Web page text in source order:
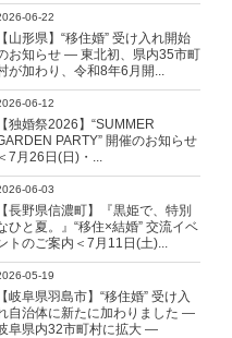
06-22
【山形県】“移住婚” 受け入れ開始
お知らせ ― 東北初、県内35市町
が加わり、令和8年6月開...
06-12
【独婚祭2026】“SUMMER
PARTY” 開催のお知らせ
＜7月26日(日)・...
06-03
【長野県信濃町】『黒姫で、特別
ひと夏。』“移住×結婚” 交流イベ
トのご案内＜7月11日(土)...
05-19
【岐阜県羽島市】“移住婚” 受け入
自治体に新たに加わりました ―
阜県内32市町村に拡大 ―